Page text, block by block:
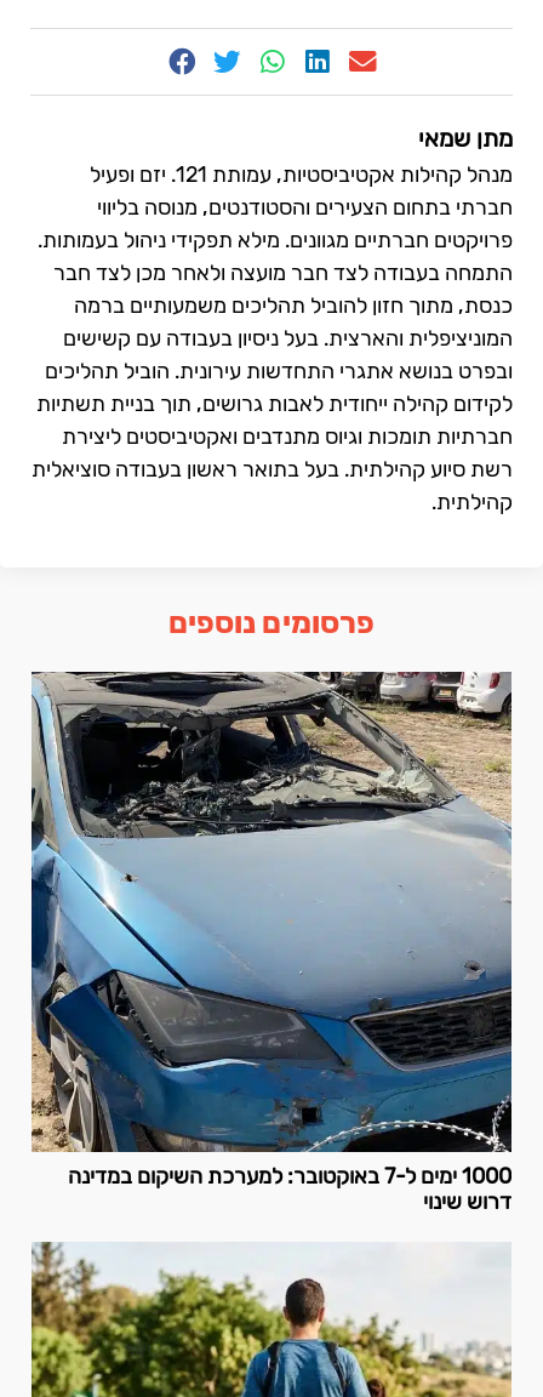
מתן שמאי
מנהל קהילות אקטיביסטיות, עמותת 121. יזם ופעיל
חברתי בתחום הצעירים והסטודנטים, מנוסה בליווי
פרויקטים חברתיים מגוונים. מילא תפקידי ניהול בעמותות.
התמחה בעבודה לצד חבר מועצה ולאחר מכן לצד חבר
כנסת, מתוך חזון להוביל תהליכים משמעותיים ברמה
המוניציפלית והארצית. בעל ניסיון בעבודה עם קשישים
ובפרט בנושא אתגרי התחדשות עירונית. הוביל תהליכים
לקידום קהילה ייחודית לאבות גרושים, תוך בניית תשתיות
חברתיות תומכות וגיוס מתנדבים ואקטיביסטים ליצירת
רשת סיוע קהילתית. בעל בתואר ראשון בעבודה סוציאלית
קהילתית.
פרסומים נוספים
1000 ימים ל-7 באוקטובר: למערכת השיקום במדינה
דרוש שינוי